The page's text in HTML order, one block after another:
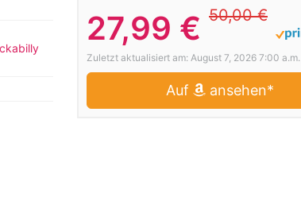
27,99 € 50,00 €
Zuletzt aktualisiert am: August 7, 2026 7:00 a.m.
Auf ansehen*